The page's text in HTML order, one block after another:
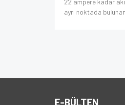
22 ampere kadar
ayrı noktada
E-BÜLTEN